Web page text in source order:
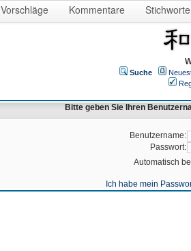
Vorschläge Kommentare Stichworte
Suche
Bitte geben Sie Ihren
Benutzername:
Passwort:
Automatisch
Ich habe mein